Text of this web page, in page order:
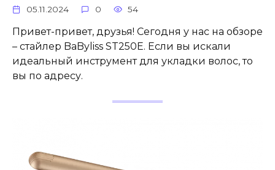
05.11.2024 0 54
Привет-привет, друзья! Сегодня у нас на обзоре
– стайлер BaByliss ST250E. Если вы искали
идеальный инструмент для укладки волос, то
вы по адресу.